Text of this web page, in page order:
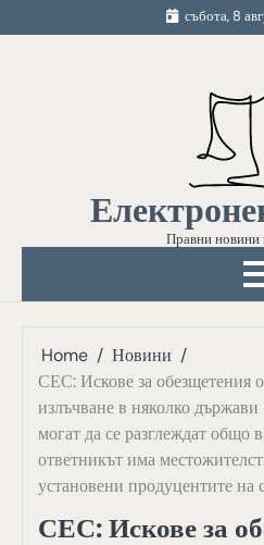
to
събота, 8
Правни новини
Home
Новини
СЕС: Искове за обезщетения
излъчване в няколко
могат да се разглеждат общо
ответникът има
установени продуцентите на
СЕС: Искове за